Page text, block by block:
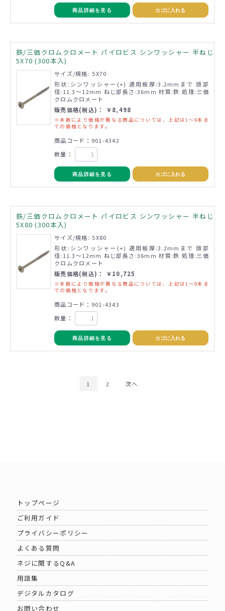
商品詳細を見る カゴに入れる
鉄/三価クロムクロメート パイロビス シンワッシャー 半ねじ
5X70 (300本入)
サイズ/規格: 5X70
形状:シンワッシャー(+) 適用板厚:3.2mmまで 頭部
径:11.3～12mm ねじ部長さ:36mm 材質:鉄 処理:三価
クロムクロメート
販売価格(税込)： ￥8,498
※本数により価格が異なる商品については、上記は1～9本ま
での価格となります。
商品コード：901-4342
数量：
商品詳細を見る カゴに入れる
鉄/三価クロムクロメート パイロビス シンワッシャー 半ねじ
5X80 (300本入)
サイズ/規格: 5X80
形状:シンワッシャー(+) 適用板厚:3.2mmまで 頭部
径:11.3～12mm ねじ部長さ:36mm 材質:鉄 処理:三価
クロムクロメート
販売価格(税込)： ￥10,725
※本数により価格が異なる商品については、上記は1～9本ま
での価格となります。
商品コード：901-4343
数量：
商品詳細を見る カゴに入れる
1 2 次へ
トップページ
ご利用ガイド
プライバシーポリシー
よくある質問
ネジに関するQ&A
用語集
デジタルカタログ
お問い合わせ